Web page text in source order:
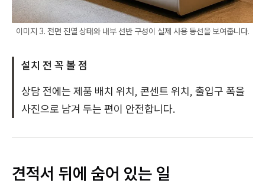
이미지 3. 전면 진열 상태와 내부 선반 구성이 실제 사용 동선을 보여줍니다.
설치 전 꼭 볼 점
상담 전에는 제품 배치 위치, 콘센트 위치, 출입구 폭을
사진으로 남겨 두는 편이 안전합니다.
견적서 뒤에 숨어 있는 일